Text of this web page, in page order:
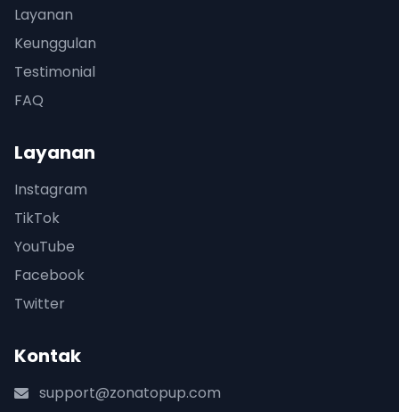
Layanan
Keunggulan
Testimonial
FAQ
Layanan
Instagram
TikTok
YouTube
Facebook
Twitter
Kontak
support@zonatopup.com